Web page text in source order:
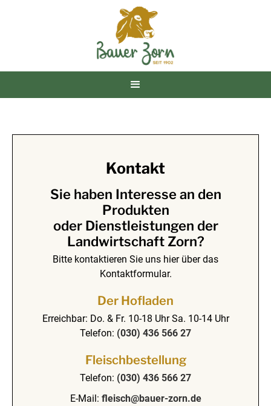
Kontakt
Sie haben Interesse an den
Produkten
oder Dienstleistungen der
Landwirtschaft Zorn?
Bitte kontaktieren Sie uns hier über das
Kontaktformular.
Der Hofladen
Erreichbar: Do. & Fr. 10-18 Uhr Sa. 10-14 Uhr
Telefon: (030) 436 566 27
Fleischbestellung
Telefon: (030) 436 566 27
E-Mail: fleisch@bauer-zorn.de